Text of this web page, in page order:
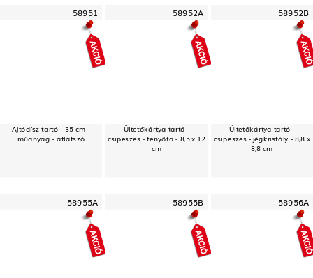
58951
Ajtódísz tartó - 35 cm -
műanyag - átlátszó
58952A
Ültetőkártya tartó -
csipeszes - fenyőfa - 8,5 x 12
cm
58952B
Ültetőkártya tartó -
csipeszes - jégkristály - 8,8 x
8,8 cm
58955A 58955B 58956A